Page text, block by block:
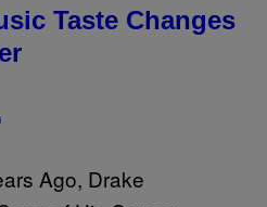
Taste Changes